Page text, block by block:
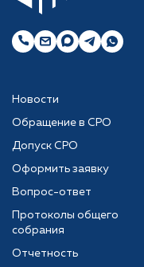
Новости
Обращение в СРО
Допуск СРО
Оформить заявку
Вопрос-ответ
Протоколы общего
собрания
Отчетность